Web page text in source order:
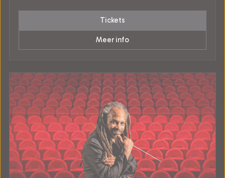
Tickets
Meer info